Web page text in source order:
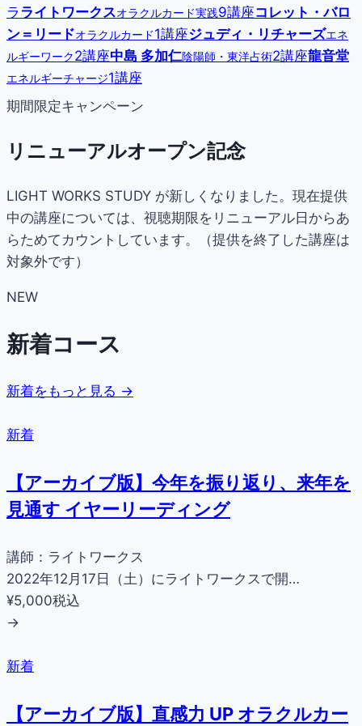
ラ ライトワークスオラクルカード実践9講座コレット・バロ
ン＝リードオラクルカード1講座ジュディ・リチャーズエネ
ルギーワーク2講座中島 多加仁陰陽師・東洋占術2講座龍音堂
エネルギーチャージ1講座
期間限定キャンペーン
リニューアルオープン記念
LIGHT WORKS STUDY が新しくなりました。現在提供
中の講座については、視聴期限をリニューアル日からあ
らためてカウントしています。（提供を終了した講座は
対象外です）
NEW
新着コース
新着をもっと見る →
新着
【アーカイブ版】今年を振り返り、来年を
見通す イヤーリーディング
講師：ライトワークス
2022年12月17日（土）にライトワークスで開…
¥5,000税込
→
新着
【アーカイブ版】直感力 UP オラクルカー